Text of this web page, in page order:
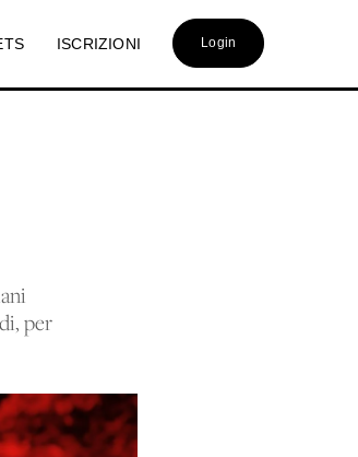
ISCRIZIONI Login
per